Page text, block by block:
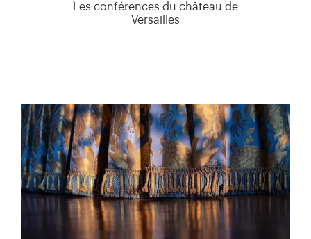
Les conférences du château de
Versailles